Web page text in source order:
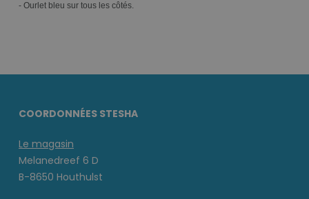
- Ourlet bleu sur tous les côtés.
COORDONNÉES STESHA
Le magasin
Melanedreef 6 D
B-8650 Houthulst